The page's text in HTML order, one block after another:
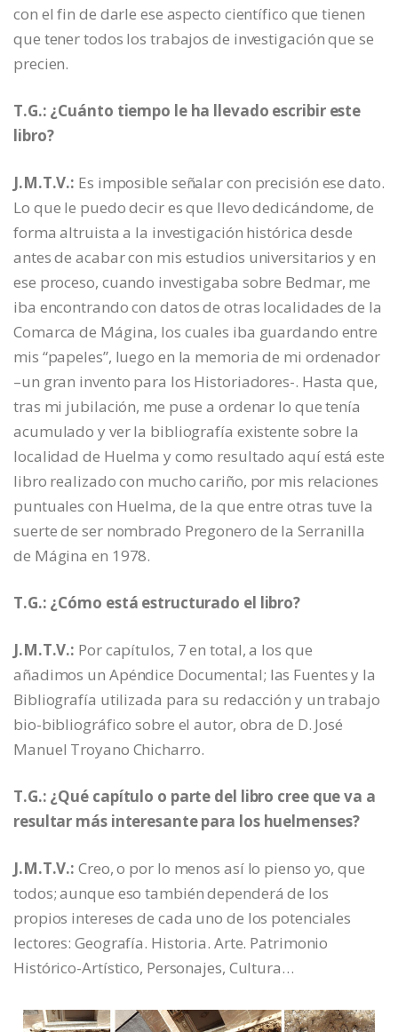
con el fin de darle ese aspecto científico que tienen
que tener todos los trabajos de investigación que se
precien.
T.G.: ¿Cuánto tiempo le ha llevado escribir este
libro?
J.M.T.V.: Es imposible señalar con precisión ese dato.
Lo que le puedo decir es que llevo dedicándome, de
forma altruista a la investigación histórica desde
antes de acabar con mis estudios universitarios y en
ese proceso, cuando investigaba sobre Bedmar, me
iba encontrando con datos de otras localidades de la
Comarca de Mágina, los cuales iba guardando entre
mis “papeles”, luego en la memoria de mi ordenador
–un gran invento para los Historiadores-. Hasta que,
tras mi jubilación, me puse a ordenar lo que tenía
acumulado y ver la bibliografía existente sobre la
localidad de Huelma y como resultado aquí está este
libro realizado con mucho cariño, por mis relaciones
puntuales con Huelma, de la que entre otras tuve la
suerte de ser nombrado Pregonero de la Serranilla
de Mágina en 1978.
T.G.: ¿Cómo está estructurado el libro?
J.M.T.V.: Por capítulos, 7 en total, a los que
añadimos un Apéndice Documental; las Fuentes y la
Bibliografía utilizada para su redacción y un trabajo
bio-bibliográfico sobre el autor, obra de D. José
Manuel Troyano Chicharro.
T.G.: ¿Qué capítulo o parte del libro cree que va a
resultar más interesante para los huelmenses?
J.M.T.V.: Creo, o por lo menos así lo pienso yo, que
todos; aunque eso también dependerá de los
propios intereses de cada uno de los potenciales
lectores: Geografía. Historia. Arte. Patrimonio
Histórico-Artístico, Personajes, Cultura…